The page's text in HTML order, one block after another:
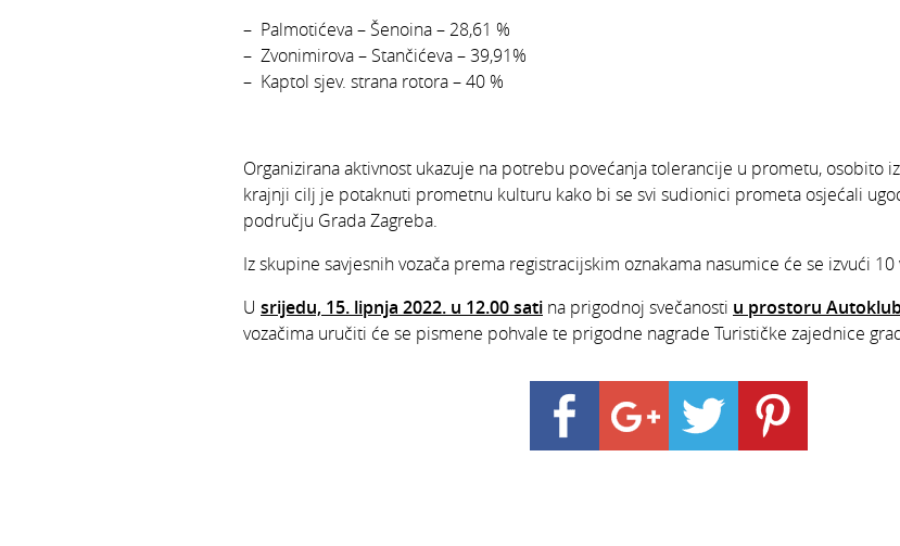
– Palmotićeva – Šenoina – 28,61 %
– Zvonimirova – Stančićeva – 39,91%
– Kaptol sjev. strana rotora – 40 %
Organizirana aktivnost ukazuje na potrebu povećanja tolerancije u prometu, osobito
krajnji cilj je potaknuti prometnu kulturu kako bi se svi sudionici prometa osjećali
području Grada Zagreba.
Iz skupine savjesnih vozača prema registracijskim oznakama nasumice će se izvući 10
U srijedu, 15. lipnja 2022. u 12.00 sati na prigodnoj svečanosti u prostoru
vozačima uručiti će se pismene pohvale te prigodne nagrade Turističke zajednice